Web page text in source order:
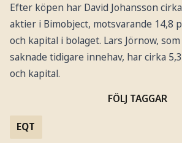
Efter köpen har David Johansson
aktier i Bimobject, motsvarande 14,8
och kapital i bolaget. Lars Jörnow,
saknade tidigare innehav, har cirka
och kapital.
FÖLJ TAGGAR
EQT